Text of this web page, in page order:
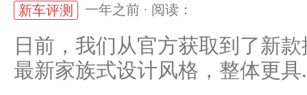
新车评测 一年之前 · 阅读：
日前，我们从官方获取到了新
最新家族式设计风格，整体更具